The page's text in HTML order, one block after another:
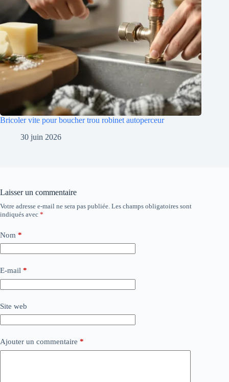
Bricoler vite pour boucher trou robinet autoperceur
30 juin 2026
Laisser un commentaire
Votre adresse e-mail ne sera pas publiée. Les champs obligatoires sont
indiqués avec *
Nom *
E-mail *
Site web
Ajouter un commentaire *